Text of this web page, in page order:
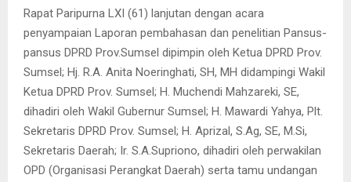
Rapat Paripurna LXI (61) lanjutan dengan acara
penyampaian Laporan pembahasan dan penelitian Pansus-
pansus DPRD Prov.Sumsel dipimpin oleh Ketua DPRD Prov.
Sumsel; Hj. R.A. Anita Noeringhati, SH, MH didampingi Wakil
Ketua DPRD Prov. Sumsel; H. Muchendi Mahzareki, SE,
dihadiri oleh Wakil Gubernur Sumsel; H. Mawardi Yahya, Plt.
Sekretaris DPRD Prov. Sumsel; H. Aprizal, S.Ag, SE, M.Si,
Sekretaris Daerah; Ir. S.A.Supriono, dihadiri oleh perwakilan
OPD (Organisasi Perangkat Daerah) serta tamu undangan